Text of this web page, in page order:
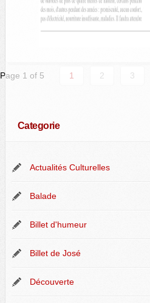
Page 1 of 5 1 2 3
Categorie
Actualités Culturelles
Balade
Billet d'humeur
Billet de José
Découverte